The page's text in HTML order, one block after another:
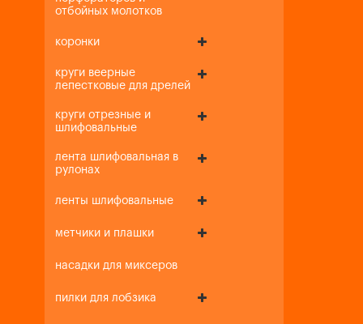
отбойных молотков
коронки
круги веерные
лепестковые для дрелей
круги отрезные и
шлифовальные
лента шлифовальная в
рулонах
ленты шлифовальные
метчики и плашки
насадки для миксеров
пилки для лобзика